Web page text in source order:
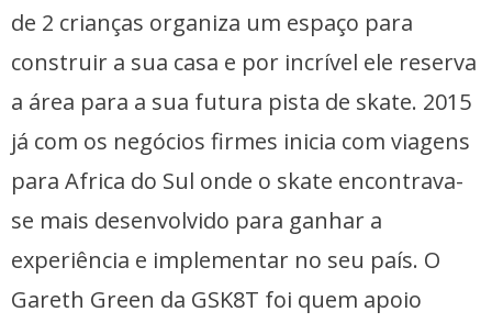
de 2 crianças organiza um espaço para
construir a sua casa e por incrível ele reserva
a área para a sua futura pista de skate. 2015
já com os negócios firmes inicia com viagens
para Africa do Sul onde o skate encontrava-
se mais desenvolvido para ganhar a
experiência e implementar no seu país. O
Gareth Green da GSK8T foi quem apoio